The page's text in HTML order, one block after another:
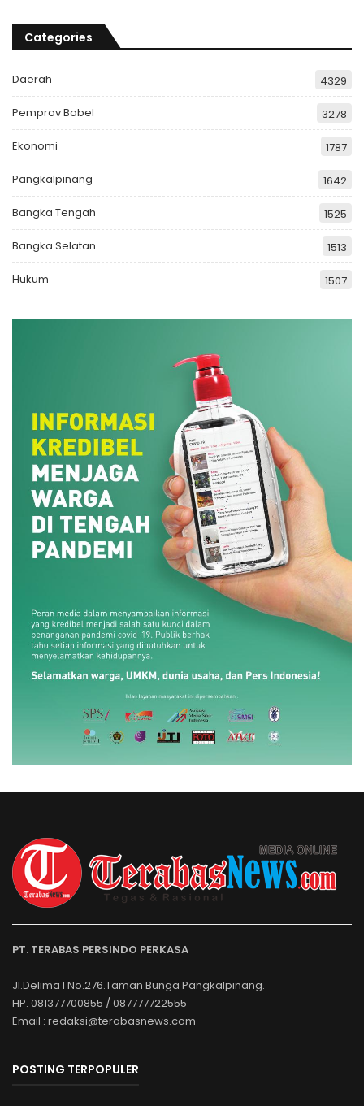
Categories
Daerah 4329
Pemprov Babel 3278
Ekonomi 1787
Pangkalpinang 1642
Bangka Tengah 1525
Bangka Selatan 1513
Hukum 1507
PT. TERABAS PERSINDO PERKASA
Jl.Delima I No.276.Taman Bunga Pangkalpinang.
HP. 081377700855 / 087777722555
Email : redaksi@terabasnews.com
POSTING TERPOPULER